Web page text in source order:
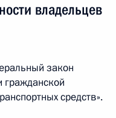
владельцев
закон
гражданской
средств».